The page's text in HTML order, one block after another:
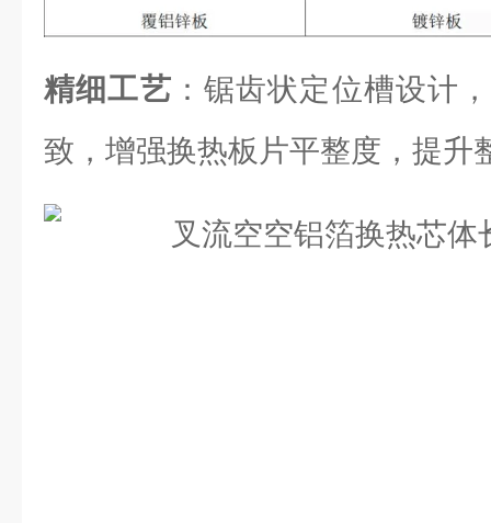
精细工艺 ：锯齿状定位槽设计
致，增强换热板片平整度，提升